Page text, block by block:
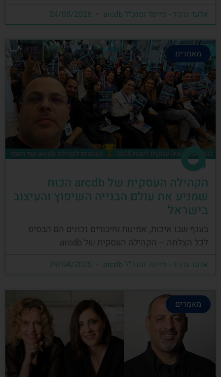
אלעד גרגיר - מייסד ומנכ"ל arcdb
מאמרים
הקהילה העסקית של arcdb הכוח
שמניע את עולם הבנייה השיפוץ והעיצוב
בישראל
בענף שבו איכות, אמינות וחיבורים נכונים הם הבסיס
לכל הצלחה – הקהילה העסקית של arcdb
אלעד גרגיר - מייסד ומנכ"ל arcdb
מאמרים